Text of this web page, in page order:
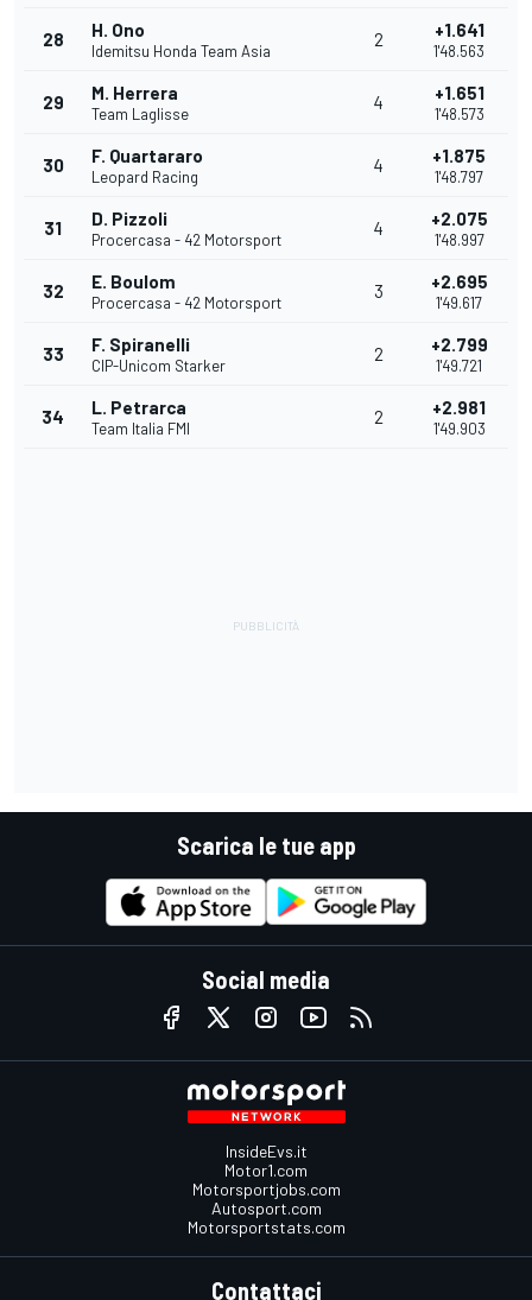
28 H. Ono
Idemitsu Honda Team Asia
2 +1.641
1'48.563
29 M. Herrera
Team Laglisse
4 +1.651
1'48.573
30 F. Quartararo
Leopard Racing
4 +1.875
1'48.797
31 D. Pizzoli
Procercasa - 42 Motorsport
4 +2.075
1'48.997
32 E. Boulom
Procercasa - 42 Motorsport
3 +2.695
1'49.617
33 F. Spiranelli
CIP-Unicom Starker
2 +2.799
1'49.721
34 L. Petrarca
Team Italia FMI
2 +2.981
1'49.903
Scarica le tue app
Social media
InsideEvs.it
Motor1.com
Motorsportjobs.com
Autosport.com
Motorsportstats.com
Contattaci